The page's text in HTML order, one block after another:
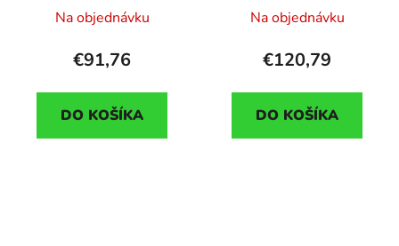
Na objednávku
€91,76
DO KOŠÍKA
Na objednávku
€120,79
DO KOŠÍKA